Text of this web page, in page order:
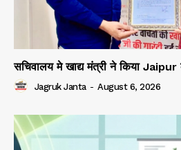
Contact us
My account
सचिवालय मे खाद्य मंत्री ने किया Jaipur
Jagruk Janta - August 6, 2026